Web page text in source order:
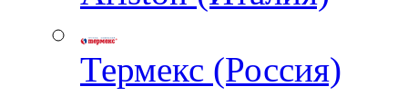
Термекс (Россия)